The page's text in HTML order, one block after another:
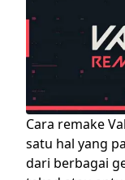
Cara remake
satu hal yang
dari berbagai